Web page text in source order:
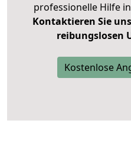
professionelle Hilfe
Kontaktieren Sie
reibungslosen
Kostenlose